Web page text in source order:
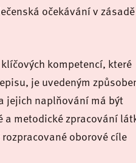
očekávání v zásadě
kompetencí, které
je uvedeným
jejich naplňování má být
metodické zpracování
oborové cíle